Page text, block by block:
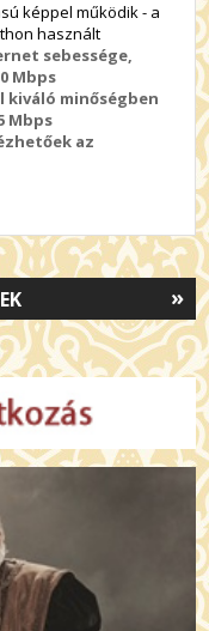
képpel működik - a
használt
sebessége,
Mbps
kiváló minőségben
Mbps
az
»